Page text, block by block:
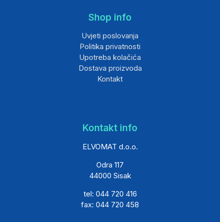
Shop info
Uvjeti poslovanja
Politika privatnosti
Upotreba kolačića
Dostava proizvoda
Kontakt
Kontakt info
ELVOMAT d.o.o.
Odra 117
44000 Sisak
tel: 044 720 416
fax: 044 720 458